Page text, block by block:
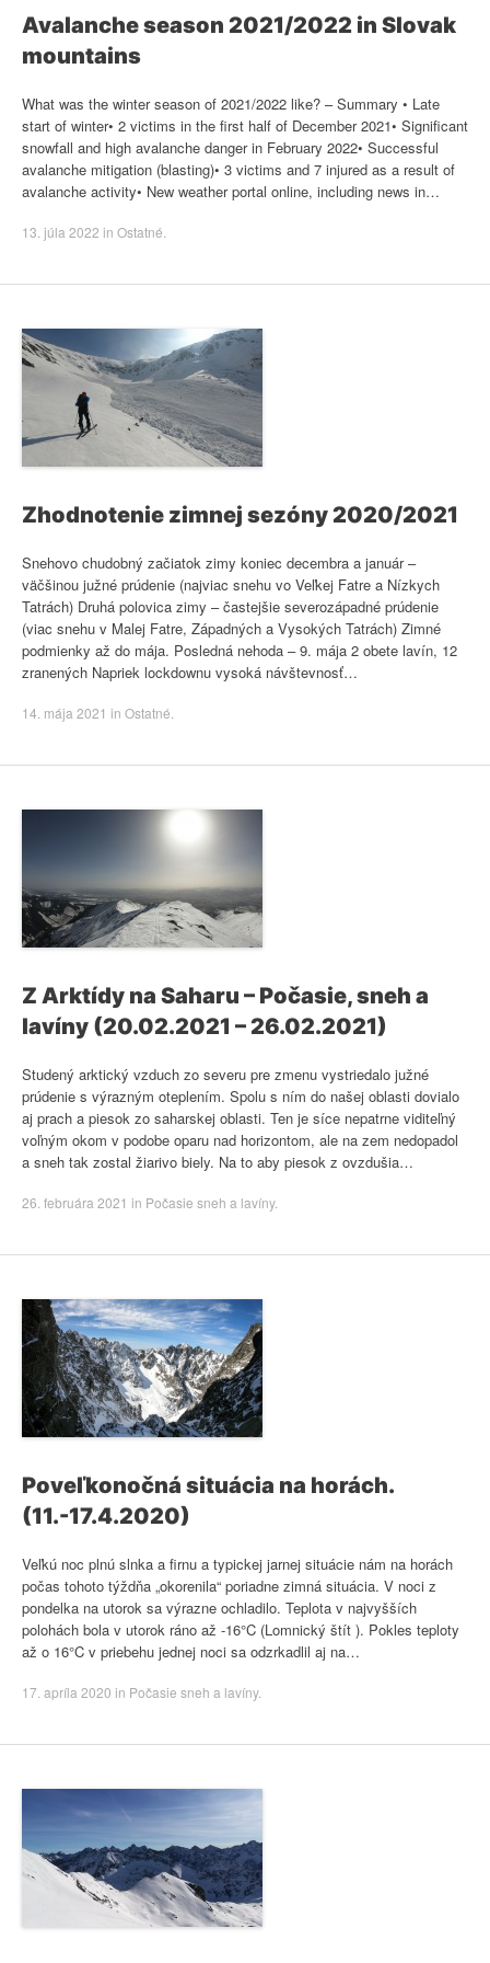
Avalanche season 2021/2022 in Slovak
mountains
What was the winter season of 2021/2022 like? – Summary • Late
start of winter• 2 victims in the first half of December 2021• Significant
snowfall and high avalanche danger in February 2022• Successful
avalanche mitigation (blasting)• 3 victims and 7 injured as a result of
avalanche activity• New weather portal online, including news in…
13. júla 2022 in Ostatné
Zhodnotenie zimnej sezóny 2020/2021
Snehovo chudobný začiatok zimy koniec decembra a január –
väčšinou južné prúdenie (najviac snehu vo Veľkej Fatre a Nízkych
Tatrách) Druhá polovica zimy – častejšie severozápadné prúdenie
(viac snehu v Malej Fatre, Západných a Vysokých Tatrách) Zimné
podmienky až do mája. Posledná nehoda – 9. mája 2 obete lavín, 12
zranených Napriek lockdownu vysoká návštevnosť…
14. mája 2021 in Ostatné
Z Arktídy na Saharu – Počasie, sneh a
lavíny (20.02.2021 – 26.02.2021)
Studený arktický vzduch zo severu pre zmenu vystriedalo južné
prúdenie s výrazným oteplením. Spolu s ním do našej oblasti dovialo
aj prach a piesok zo saharskej oblasti. Ten je síce nepatrne viditeľný
voľným okom v podobe oparu nad horizontom, ale na zem nedopadol
a sneh tak zostal žiarivo biely. Na to aby piesok z ovzdušia…
26. februára 2021 in Počasie sneh a lavíny.
Poveľkonočná situácia na horách.
(11.-17.4.2020)
Veľkú noc plnú slnka a firnu a typickej jarnej situácie nám na horách
počas tohoto týždňa „okorenila“ poriadne zimná situácia. V noci z
pondelka na utorok sa výrazne ochladilo. Teplota v najvyšších
polohách bola v utorok ráno až -16°C (Lomnický štít ). Pokles teploty
až o 16°C v priebehu jednej noci sa odzrkadlil aj na…
17. apríla 2020 in Počasie sneh a lavíny.